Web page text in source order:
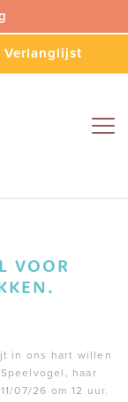
Verlanglijst
VOOR
in ons hart willen
haar
07/26 om 12 uur.